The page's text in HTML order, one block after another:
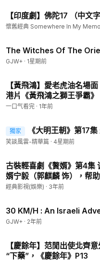
【印度劇】佛陀17 （中文字
懷舊經典 Somewhere In My
The Witches Of The
GJW+ · 1星期前
【黃飛鴻】愛老虎油名場
港片《黃飛鴻之獅王爭霸》
一口气看完 · 1年前
會員專享
獨家 《大明王朝》第17
笑談風雲-精華篇 · 4星期前
古裝輕喜劇《贅婿》第4集
婿宁毅（郭麒麟 饰），帮
搞事业，玩转武朝商界，成
經典影視(娛樂) · 3年前
30 KM/H : An Israeli
GJW+ · 2年前
【慶餘年】范閒出使北齊
“下藥”，《慶餘年》P13